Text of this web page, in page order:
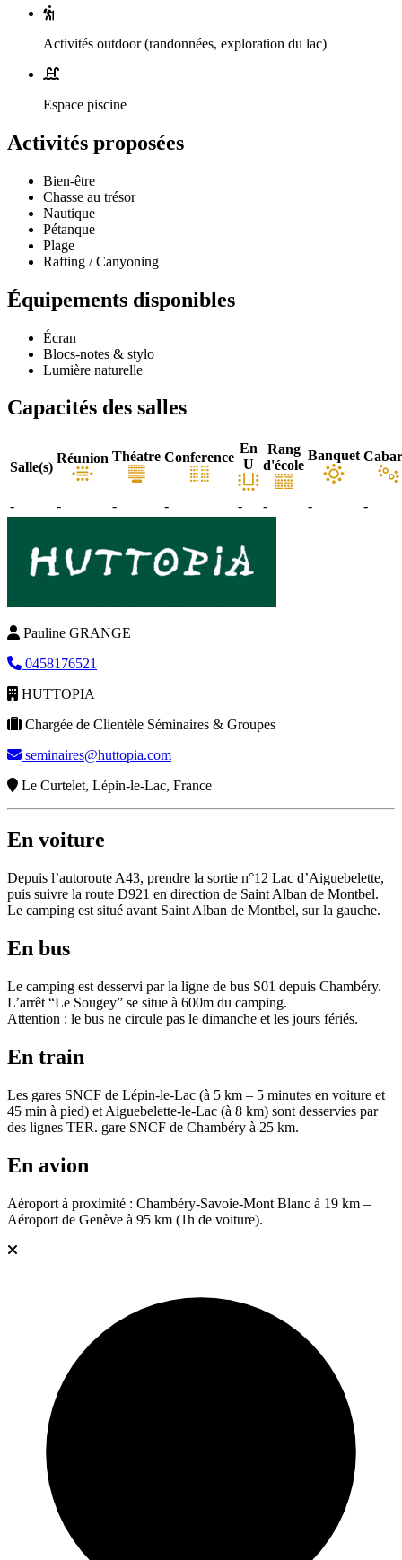
Activités outdoor (randonnées, exploration du lac)
Espace piscine
Activités proposées
Bien-être
Chasse au trésor
Nautique
Pétanque
Plage
Rafting / Canyoning
Équipements disponibles
Écran
Blocs-notes & stylo
Lumière naturelle
Capacités des salles
Salle(s)
Réunion Théatre Conference
En
U
Rang
d'école
Banquet
- - - - - - - -
Pauline GRANGE
0458176521
HUTTOPIA
Chargée de Clientèle Séminaires & Groupes
seminaires@huttopia.com
Le Curtelet, Lépin-le-Lac, France
En voiture
Depuis l’autoroute A43, prendre la sortie n°12 Lac d’Aiguebelette,
puis suivre la route D921 en direction de Saint Alban de Montbel.
Le camping est situé avant Saint Alban de Montbel, sur la gauche.
En bus
Le camping est desservi par la ligne de bus S01 depuis Chambéry.
L’arrêt “Le Sougey” se situe à 600m du camping.
Attention : le bus ne circule pas le dimanche et les jours fériés.
En train
Les gares SNCF de Lépin-le-Lac (à 5 km – 5 minutes en voiture et
45 min à pied) et Aiguebelette-le-Lac (à 8 km) sont desservies par
des lignes TER. gare SNCF de Chambéry à 25 km.
En avion
Aéroport à proximité : Chambéry-Savoie-Mont Blanc à 19 km –
Aéroport de Genève à 95 km (1h de voiture).